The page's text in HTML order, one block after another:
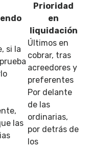
Prioridad
en
liquidación
si la
Últimos en
cobrar, tras
acreedores y
preferentes
las
Por delante
de las
ordinarias,
por detrás de
los